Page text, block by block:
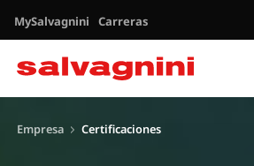
MySalvagnini Carreras
Empresa Certificaciones